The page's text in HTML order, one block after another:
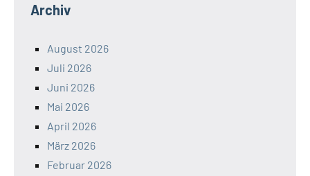
Archiv
August 2026
Juli 2026
Juni 2026
Mai 2026
April 2026
März 2026
Februar 2026